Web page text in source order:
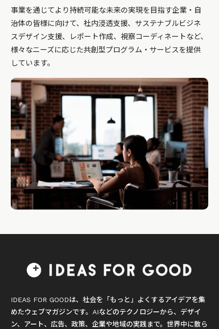
事業を通じてより持続可能な未来の実現を目指す企業・自
治体の皆様に向けて、社内浸透支援、サステナブルビジネ
スデザイン支援、レポート作成、視察コーディネートなど、
様々なニーズに応じた共創型プログラム・サービスを提供
しています。
IDEAS FOR GOODは、社会を「もっと」よくするアイデアを集
めたウェブマガジンです。AIなどのテクノロジーから、デザイ
ン、アート、広告、政策、企業や地域の実践まで。世界中に散ら